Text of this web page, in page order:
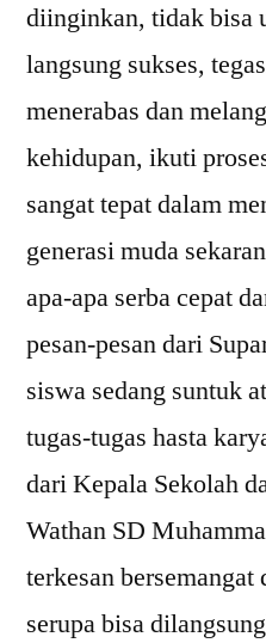
diinginkan, tidak bisa
langsung sukses,
menerabas dan
kehidupan, ikuti
sangat tepat dalam
generasi muda
apa-apa serba cepat
pesan-pesan dari
siswa sedang suntuk
tugas-tugas hasta
dari Kepala Sekolah
Wathan SD
terkesan
serupa bisa